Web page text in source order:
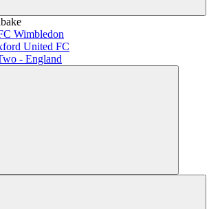
Wimbledon
United FC
- England